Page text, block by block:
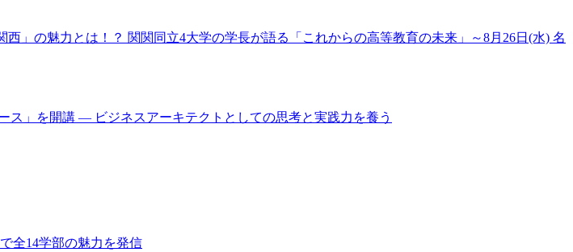
」の魅力とは！？ 関関同立4大学の学長が語る「これからの高等教育の未来」～8月26日(水) 名
ス」を開講 ― ビジネスアーキテクトとしての思考と実践力を養う
全14学部の魅力を発信